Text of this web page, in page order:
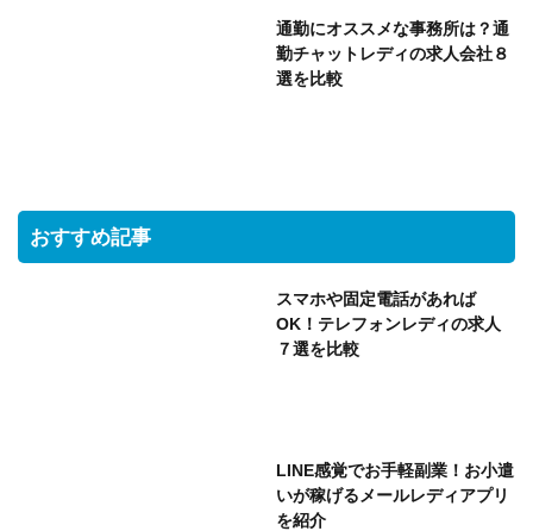
通勤にオススメな事務所は？通
勤チャットレディの求人会社８
選を比較
おすすめ記事
スマホや固定電話があれば
OK！テレフォンレディの求人
７選を比較
LINE感覚でお手軽副業！お小遣
いが稼げるメールレディアプリ
を紹介